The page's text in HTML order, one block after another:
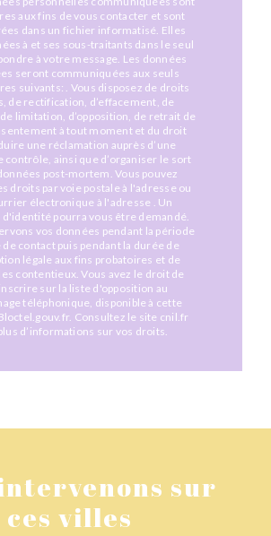
aux fins de vous contacter et sont
dans un fichier informatisé. Elles
à et ses sous-traitants dans le seul
à votre message. Les données
seront communiquées aux seuls
suivants: . Vous disposez de droits
de rectification, d’effacement, de
limitation, d’opposition, de retrait de
à tout moment et du droit
une réclamation auprès d’une
contrôle, ainsi que d’organiser le sort
post-mortem. Vous pouvez
droits par voie postale à l'adresse ou
électronique à l'adresse . Un
pourra vous être demandé.
vos données pendant la période
de contact puis pendant la durée de
légale aux fins probatoires et de
contentieux. Vous avez le droit de
sur la liste d'opposition au
téléphonique, disponible à cette
. Consultez le site cnil.fr
d’informations sur vos droits.
sur
ces villes